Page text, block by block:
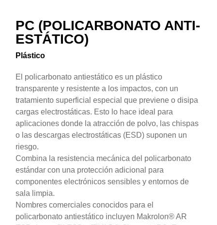
PC (POLICARBONATO ANTI-
ESTÁTICO)
Plástico
El policarbonato antiestático es un plástico
transparente y resistente a los impactos, con un
tratamiento superficial especial que previene o disipa
cargas electrostáticas. Esto lo hace ideal para
aplicaciones donde la atracción de polvo, las chispas
o las descargas electrostáticas (ESD) suponen un
riesgo.
Combina la resistencia mecánica del policarbonato
estándar con una protección adicional para
componentes electrónicos sensibles y entornos de
sala limpia.
Nombres comerciales conocidos para el
policarbonato antiestático incluyen Makrolon® AR